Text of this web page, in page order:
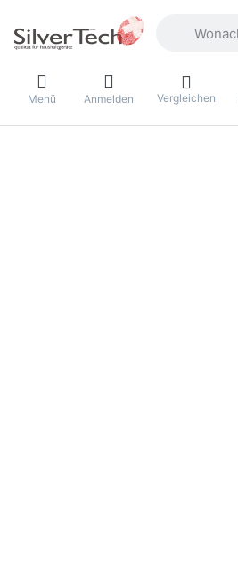
Menü Anmelden Vergleichen